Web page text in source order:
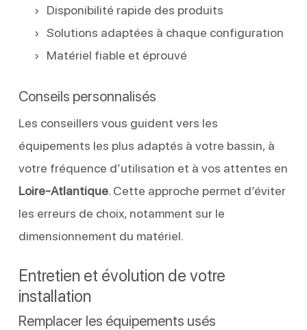
Disponibilité rapide des produits
Solutions adaptées à chaque configuration
Matériel fiable et éprouvé
Conseils personnalisés
Les conseillers vous guident vers les
équipements les plus adaptés à votre bassin, à
votre fréquence d’utilisation et à vos attentes en
Loire-Atlantique. Cette approche permet d’éviter
les erreurs de choix, notamment sur le
dimensionnement du matériel.
Entretien et évolution de votre
installation
Remplacer les équipements usés